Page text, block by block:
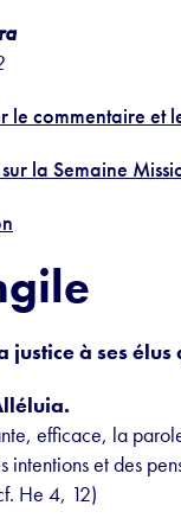
le commentaire et
la Semaine
justice à ses
efficace, la
intentions et des
He 4, 12)